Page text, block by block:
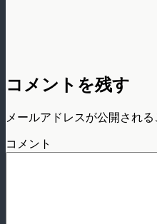
コメントを残す
メールアドレスが公開される
コメント